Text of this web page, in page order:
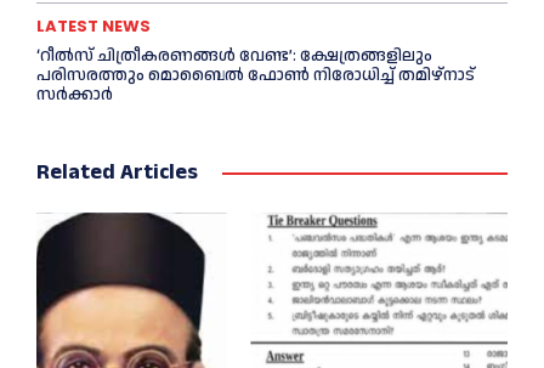
LATEST NEWS
‘റീല്‍സ് ചിത്രീകരണങ്ങള്‍ വേണ്ട’: ക്ഷേത്രങ്ങളിലും
പരിസരത്തും മൊബൈല്‍ ഫോണ്‍ നിരോധിച്ച്‌ തമിഴ്നാട്
സര്‍ക്കാര്‍
Related Articles